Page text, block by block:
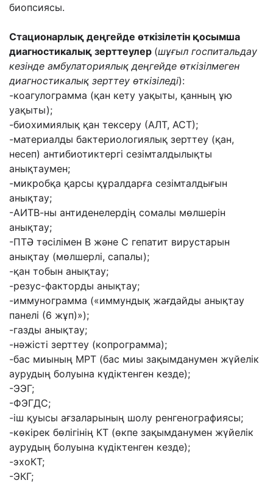
биопсиясы.
Стационарлық деңгейде өткізілетін қосымша
диагностикалық зерттеулер (шұғыл госпитальдау
кезінде амбулаториялық деңгейде өткізілмеген
диагностикалық зерттеу өткізіледі):
-коагулограмма (қан кету уақыты, қанның ұю
уақыты);
-биохимиялық қан тексеру (АЛТ, АСТ);
-материалды бактериологиялық зерттеу (қан,
несеп) антибиотиктергі сезімталдылықты
анықтаумен;
-микробқа қарсы құралдарға сезімталдығын
анықтау;
-АИТВ-ны антиденелердің сомалы мөлшерін
анықтау;
-ПТӘ тәсілімен В және С гепатит вирустарын
анықтау (мөлшерлі, сапалы);
-қан тобын анықтау;
-резус-факторды анықтау;
-иммунограмма («иммундық жағдайды анықтау
панелі (6 жұп)»);
-газды анықтау;
-нәжісті зерттеу (копрограмма);
-бас миының МРТ (бас миы зақымданумен жүйелік
аурудың болуына күдіктенген кезде);
-ЭЭГ;
-ФЭГДС;
-іш қуысы ағзаларының шолу ренгенографиясы;
-көкірек бөлігінің КТ (өкпе зақымданумен жүйелік
аурудың болуына күдіктенген кезде);
-эхоКТ;
-ЭКГ;